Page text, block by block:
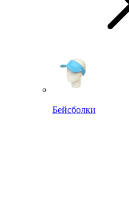
Бейсболки